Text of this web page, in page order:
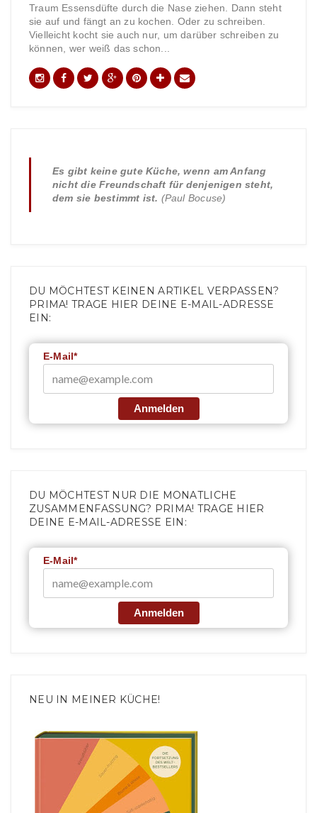
Traum Essensdüfte durch die Nase ziehen. Dann steht
sie auf und fängt an zu kochen. Oder zu schreiben.
Vielleicht kocht sie auch nur, um darüber schreiben zu
können, wer weiß das schon...
Es gibt keine gute Küche, wenn am Anfang
nicht die Freundschaft für denjenigen steht,
dem sie bestimmt ist. (Paul Bocuse)
DU MÖCHTEST KEINEN ARTIKEL VERPASSEN?
PRIMA! TRAGE HIER DEINE E-MAIL-ADRESSE
EIN:
E-Mail*
Anmelden
DU MÖCHTEST NUR DIE MONATLICHE
ZUSAMMENFASSUNG? PRIMA! TRAGE HIER
DEINE E-MAIL-ADRESSE EIN:
E-Mail*
Anmelden
NEU IN MEINER KÜCHE!